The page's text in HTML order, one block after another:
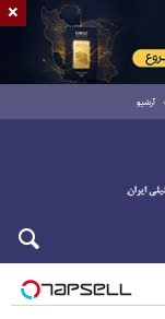
آرشیو
×